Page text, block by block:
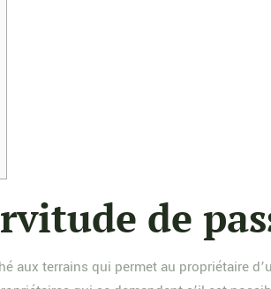
de
aux terrains qui permet au propriétaire